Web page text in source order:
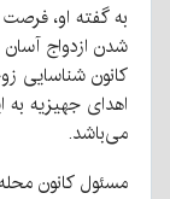
به گفته او،
شدن ازدواج
کانون شناسایی
اهدای جهیزیه به
می‌باشد.
مسئول کانون